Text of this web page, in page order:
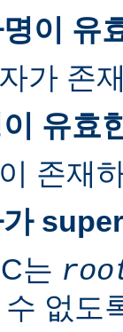
이 유
가 존
유효
존재
가
는
없도